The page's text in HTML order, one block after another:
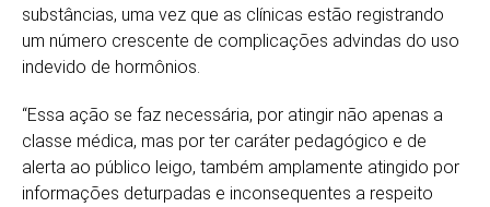
substâncias, uma vez que as clínicas estão registrando
um número crescente de complicações advindas do uso
indevido de hormônios.
“Essa ação se faz necessária, por atingir não apenas a
classe médica, mas por ter caráter pedagógico e de
alerta ao público leigo, também amplamente atingido por
informações deturpadas e inconsequentes a respeito